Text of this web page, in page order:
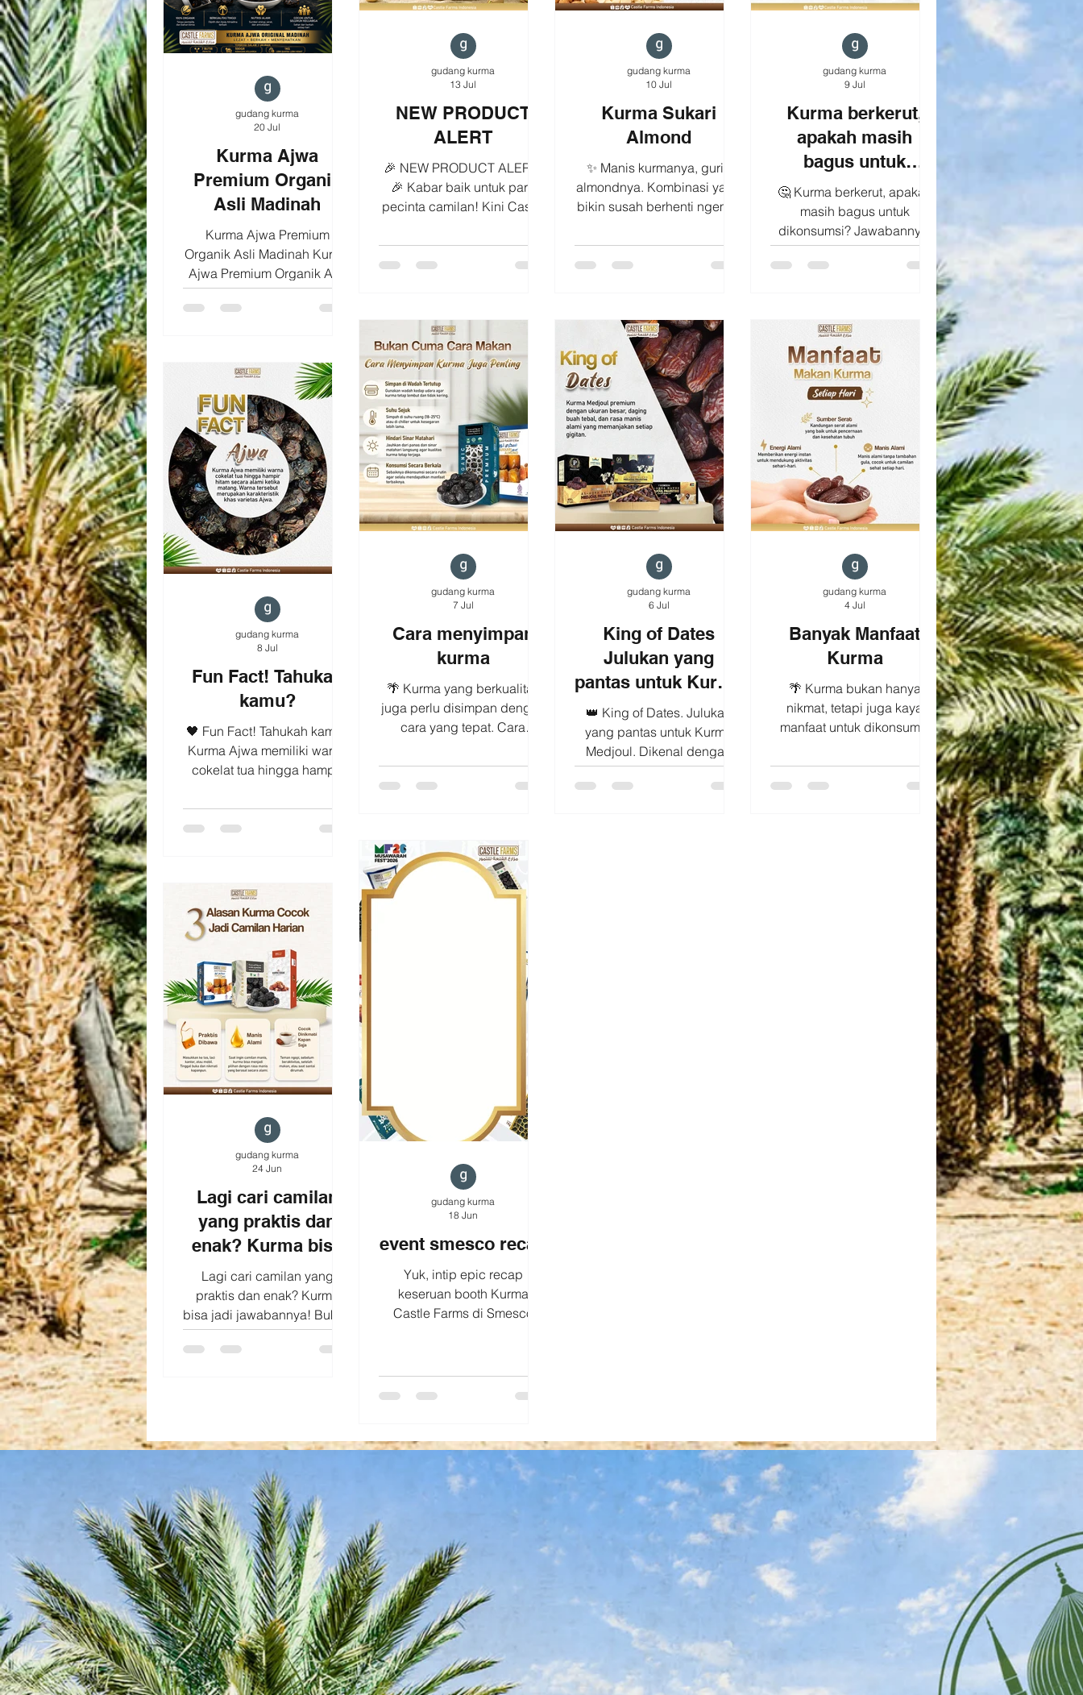
Kurma Ajwa
Premium Organik
Asli Madinah
Kurma Ajwa Premium
Organik Asli Madinah Kurma
Ajwa Premium Organik Asli
Madinah merupakan salah
satu jenis kurma premium
dan keasliannya. Berasal
langsung dari Kota Madinah,
Arab Saudi, kurma Ajwa
dikenal memiliki tekstur yang
lembut, rasa manis alami
yang tidak berlebihan, serta
warna hitam pekat yang
menjadi ciri khasnya. Bagi
pecinta kurma, memilih
Kurma Ajwa Premium
Organik Asli Madinah berarti
gudang kurma
20 Jul
NEW PRODUCT
ALERT
🎉 NEW PRODUCT ALERT!
🎉 Kabar baik untuk para
pecinta camilan! Kini Castle
pilihan camilan baru yang
siap menemani aktivitasmu
dipanggang hingga renyah
dengan cita rasa gurih alami.
💚 Castle Pistachio Pistachio
pilihan yang dipanggang
hingga renyah,
menghadirkan rasa gurih
yang nikmat di setiap
gigitan. ✨ Dipanggang
hingga renyah ✨ Praktis
dibawa ke mana saja ✨
Cocok untuk teman bekerja,
belajar, ngopi
gudang kurma
13 Jul
Kurma Sukari
Almond
✨ Manis kurmanya, gurih
almondnya. Kombinasi yang
bikin susah berhenti ngemil!
Kurma Sukari yang lembut
dan manis dipadukan
perpaduan rasa yang pas di
setiap gigitan. 🌴 Manis
alami dari kurma 🌰 Gurih
renyah dari almond ☕ Cocok
untuk teman ngopi, kerja,
atau camilan saat santai.
#castlefarms #kurmasukari
#sukarialmond
#kurmapremium
#camilansehat Kurma Sukari
Almond
gudang kurma
10 Jul
Kurma berkerut,
apakah masih
bagus untuk
dikonsumsi?
🤔 Kurma berkerut, apakah
masih bagus untuk
dikonsumsi? Jawabannya,
ya, selama kualitasnya masih
baik dan disimpan dengan
dari proses alami, terutama
karena: 💧 Kadar air
berkurang saat buah matang
atau selama penyimpanan.
🌴 Karakter alami beberapa
varietas, seperti Ajwa, yang
memang memiliki kulit lebih
berkerut. ☀️ Proses
pematangan dan
pengeringan alami yang
membuat teksturnya semakin
menilai da
gudang kurma
9 Jul
Fun Fact! Tahukah
kamu?
🖤 Fun Fact! Tahukah kamu?
Kurma Ajwa memiliki warna
cokelat tua hingga hampir
matang. Warna khas inilah
yang membuat Ajwa mudah
paling populer. Selain
tampilannya yang unik, Ajwa
juga dikenal dengan
teksturnya yang lembut dan
cita rasa manis yang khas.
🌴 Sudah pernah mencoba
Kurma Ajwa?
#castlefarmsindonesia
#funfact #kurmaajwa
#kurmapremium
#kurmamadinah Fun Fact!
Tahukah kamu?
gudang kurma
8 Jul
Cara menyimpan
kurma
🌴 Kurma yang berkualitas
juga perlu disimpan dengan
cara yang tepat. Cara
Penyimpanan yang benar
dapat membantu menjaga
beberapa tips sederhana: 📦
Simpan dalam wadah kedap
udara. 🌡️ Letakkan di tempat
yang sejuk atau di dalam
matahari langsung. 🤎
Nikmati secara rutin agar
selalu mendapatkan kurma
gudang kurma
7 Jul
King of Dates
Julukan yang
pantas untuk Kurma
Medjoul
👑 King of Dates. Julukan
yang pantas untuk Kurma
Medjoul. Dikenal dengan
ukurannya yang besar,
daging buah yang tebal, dan
gudang kurma
6 Jul
Banyak Manfaat
Kurma
🌴 Kurma bukan hanya
nikmat, tetapi juga kaya
manfaat untuk dikonsumsi
manis alami dan kandungan
serat, kurma bisa menjadi
untuk menemani aktivitasmu.
gudang kurma
4 Jul
Lagi cari camilan
yang praktis dan
enak? Kurma bisa
jadi jawabannya!
Lagi cari camilan yang
praktis dan enak? Kurma
bisa jadi jawabannya! Bukan
hanya identik dengan bulan
Ramadan, kurma juga cocok
dinikmati kapan saja, baik
saat bekerja, belajar,
maupun bersantai Simpan
beberapa butir kurma di tas,
meja kerja, atau mobil. Saat
lapar datang, kamu sudah
punya camilan yang siap
dinikmati. ✨
#castlefarmsindonesia
#kurmapremium
#camilanharian #health
gudang kurma
24 Jun
event smesco recap
Yuk, intip epic recap
keseruan booth Kurma
Castle Farms di Smesco
mencoba kelembutan dan
sampai habis dan rasakan
energinya!
#KurmaCastleFarms
#KurmaPremium
#KulinerSehat
#KurmaTerbaik event
smesco recap
gudang kurma
18 Jun